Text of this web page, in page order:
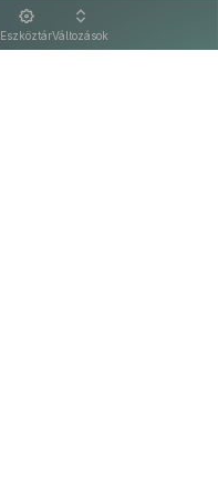
EszköztárVáltozások